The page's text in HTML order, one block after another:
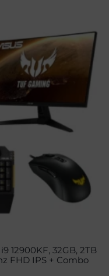
12900KF, 32GB, 2TB
FHD IPS + Combo